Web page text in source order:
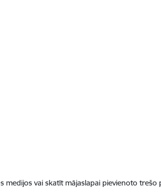
medijos vai skatīt mājaslapai pievienoto trešo